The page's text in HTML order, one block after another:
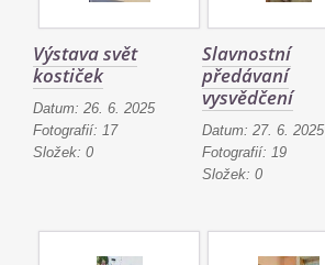
Výstava svět
kostiček
Datum: 26. 6. 2025
Fotografií: 17
Složek: 0
Slavnostní
předávaní
vysvědčení
Datum: 27. 6. 2025
Fotografií: 19
Složek: 0